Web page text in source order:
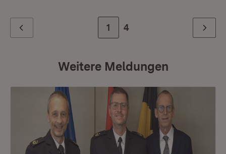
Zur Seite
1 Zur letzten Seite
4 Weiter
Weitere Meldungen